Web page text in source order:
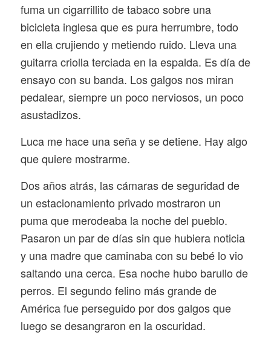
fuma un cigarrillito de tabaco sobre una
bicicleta inglesa que es pura herrumbre, todo
en ella crujiendo y metiendo ruido. Lleva una
guitarra criolla terciada en la espalda. Es día de
ensayo con su banda. Los galgos nos miran
pedalear, siempre un poco nerviosos, un poco
asustadizos.
Luca me hace una seña y se detiene. Hay algo
que quiere mostrarme.
Dos años atrás, las cámaras de seguridad de
un estacionamiento privado mostraron un
puma que merodeaba la noche del pueblo.
Pasaron un par de días sin que hubiera noticia
y una madre que caminaba con su bebé lo vio
saltando una cerca. Esa noche hubo barullo de
perros. El segundo felino más grande de
América fue perseguido por dos galgos que
luego se desangraron en la oscuridad.